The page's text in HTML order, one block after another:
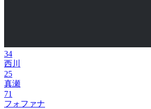
34
西川
25
真瀬
71
フォファナ